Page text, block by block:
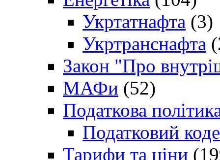
Укртатнафта (3)
Укртранснафта
Закон "Про
МАФи (52)
Податкова
Податковий
Тарифи та ціни